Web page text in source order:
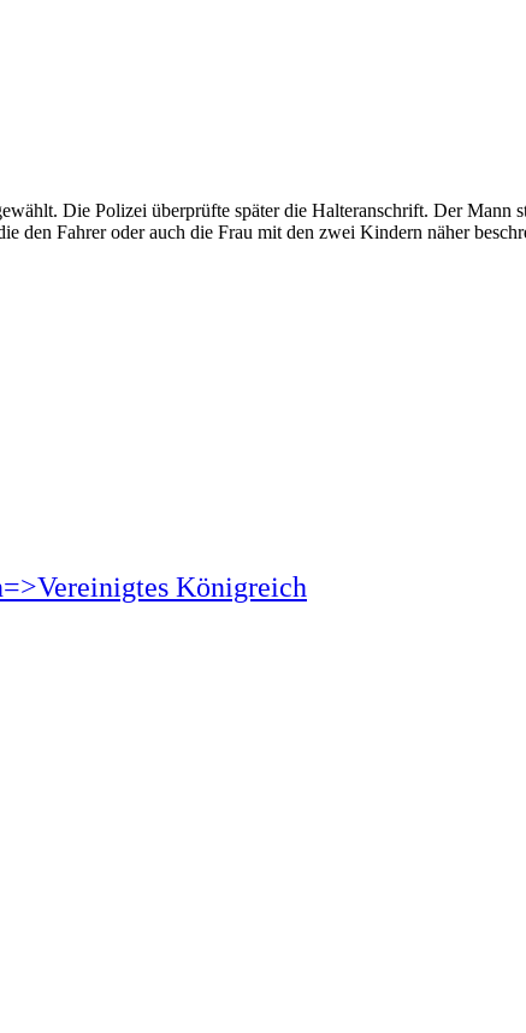
Die Polizei überprüfte später die Halteranschrift. Der Mann
den Fahrer oder auch die Frau mit den zwei Kindern näher